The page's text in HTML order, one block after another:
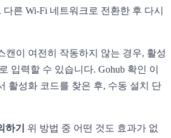
른 Wi-Fi 네트워크로 전환한 후 다시
캔이 여전히 작동하지 않는 경우, 활성
입력할 수 있습니다. Gohub 확인 이
활성화 코드를 찾은 후, 수동 설치 단
하기
위 방법 중 어떤 것도 효과가 없